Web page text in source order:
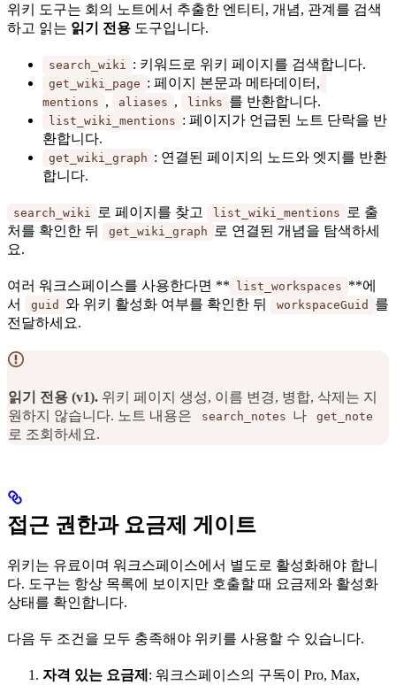
위키 도구는 회의 노트에서 추출한 엔티티, 개념, 관계를 검색
하고 읽는 읽기 전용 도구입니다.
search_wiki : 키워드로 위키 페이지를 검색합니다.
get_wiki_page : 페이지 본문과 메타데이터,
mentions , aliases , links 를 반환합니다.
list_wiki_mentions : 페이지가 언급된 노트 단락을 반
환합니다.
get_wiki_graph : 연결된 페이지의 노드와 엣지를 반환
합니다.
search_wiki 로 페이지를 찾고 list_wiki_mentions
로 출
처를 확인한 뒤
get_wiki_graph
로 연결된 개념을 탐색하세
요.
여러 워크스페이스를 사용한다면 ** list_workspaces **에
서
guid 와 위키 활성화 여부를 확인한 뒤 workspaceGuid
를
전달하세요.
읽기 전용 (v1). 위키 페이지 생성, 이름 변경, 병합, 삭제는 지
원하지 않습니다. 노트 내용은
search_notes 나 get_note
로 조회하세요.
접근 권한과 요금제 게이트
위키는 유료이며 워크스페이스에서 별도로 활성화해야 합니
다. 도구는 항상 목록에 보이지만 호출할 때 요금제와 활성화
상태를 확인합니다.
다음 두 조건을 모두 충족해야 위키를 사용할 수 있습니다.
자격 있는 요금제 : 워크스페이스의 구독이 Pro, Max,